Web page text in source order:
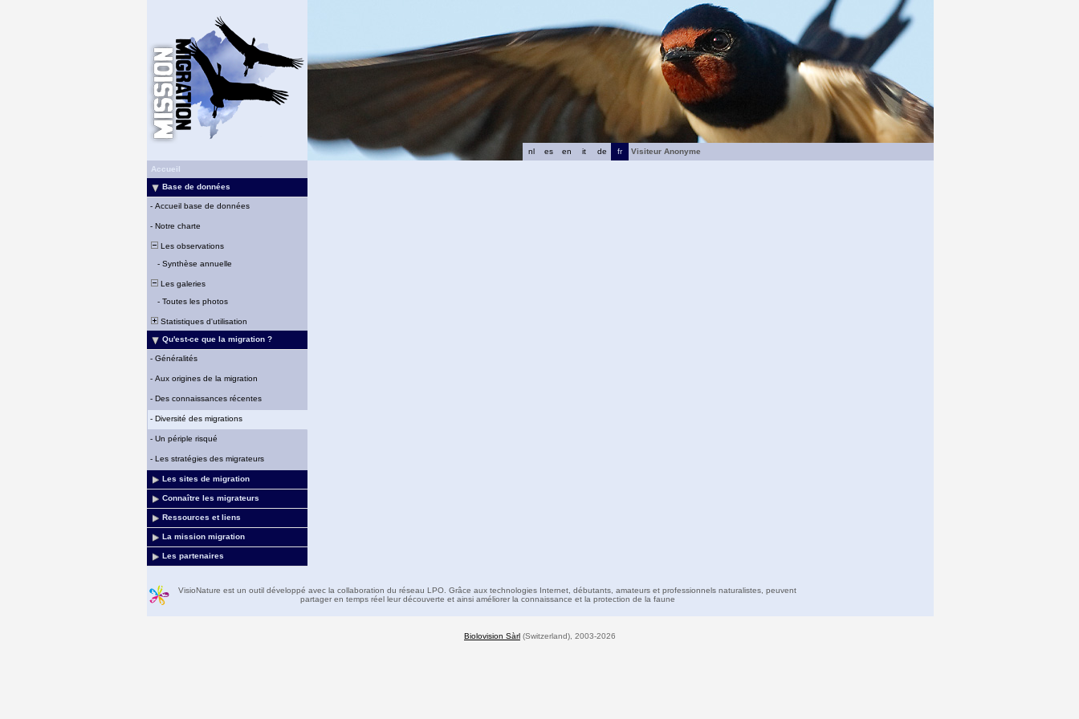
fr
de
it
en
es
nl
Visiteur Anonyme
Accueil
Base de données
- Accueil base de données
- Notre charte
Les observations
- Synthèse annuelle
Les galeries
- Toutes les photos
Statistiques d'utilisation
Qu'est-ce que la migration ?
- Généralités
- Aux origines de la migration
- Des connaissances récentes
- Diversité des migrations
- Un périple risqué
- Les stratégies des migrateurs
Les sites de migration
Connaître les migrateurs
Ressources et liens
La mission migration
Les partenaires
VisioNature est un outil développé avec la collaboration du réseau LPO. Grâce aux technologies Internet, débutants, amateurs et professionnels naturalistes, peuvent
partager en temps réel leur découverte et ainsi améliorer la connaissance et la protection de la faune
Biolovision Sàrl (Switzerland), 2003-2026